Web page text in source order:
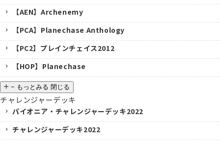
【AEN】Archenemy
【PCA】Planechase Anthology
【PC2】プレインチェイス2012
【HOP】Planechase
− もっとみる 閉じる
チャレンジャーデッキ
パイオニア・チャレンジャーデッキ2022
チャレンジャーデッキ2022